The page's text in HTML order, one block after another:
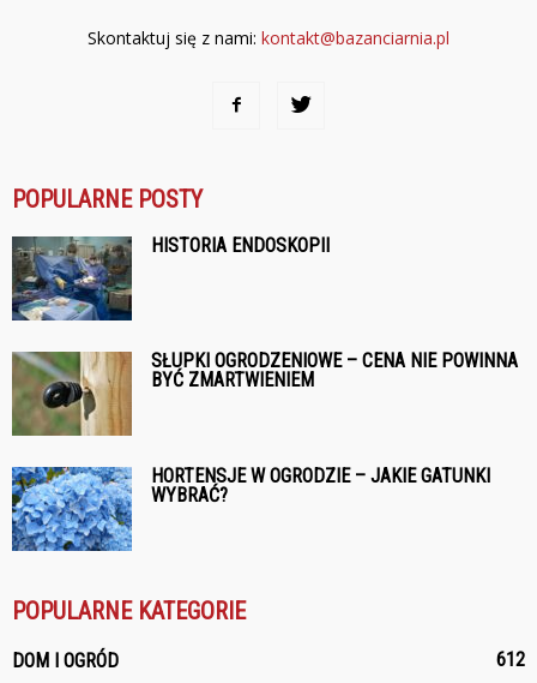
Skontaktuj się z nami: kontakt@bazanciarnia.pl
POPULARNE POSTY
HISTORIA ENDOSKOPII
SŁUPKI OGRODZENIOWE – CENA NIE POWINNA
BYĆ ZMARTWIENIEM
HORTENSJE W OGRODZIE – JAKIE GATUNKI
WYBRAĆ?
POPULARNE KATEGORIE
DOM I OGRÓD
612